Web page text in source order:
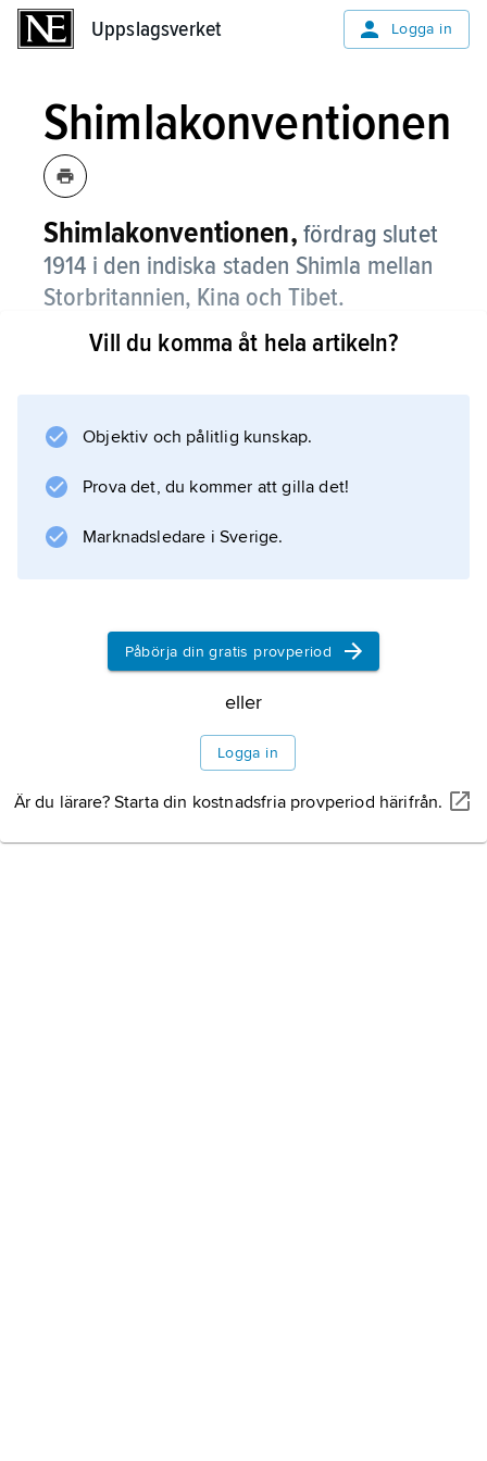
Uppslagsverket Logga in
Shimlakonventionen
Shimlakonventionen, fördrag slutet
1914 i den indiska staden Shimla mellan
Storbritannien, Kina och Tibet.
Shimlakonventionen innebar att Tibet
”historisk rätt” till Tibet inte kom till uttryck i
konventionen.
Vill du komma åt hela artikeln?
Objektiv och pålitlig kunskap.
Prova det, du kommer att gilla det!
Marknadsledare i Sverige.
Påbörja din gratis provperiod
eller
Logga in
Är du lärare? Starta din kostnadsfria provperiod härifrån.